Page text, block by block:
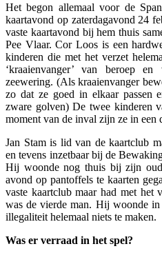
Het begon allemaal voor de
kaartavond op zaterdagavond 24
vaste kaartavond bij hem thuis
Pee Vlaar. Cor Loos is een
kinderen die met het verzet
‘kraaienvanger’ van beroep
zeewering. (Als kraaienvanger
zo dat ze goed in elkaar passen
zware golven) De twee kinderen
moment van de inval zijn ze in een
Jan Stam is lid van de kaartclub
en tevens inzetbaar bij de
Hij woonde nog thuis bij zijn
avond op pantoffels te kaarten
vaste kaartclub maar had met het
was de vierde man. Hij woonde
illegaliteit helemaal niets te maken.
Was er verraad in het spel?